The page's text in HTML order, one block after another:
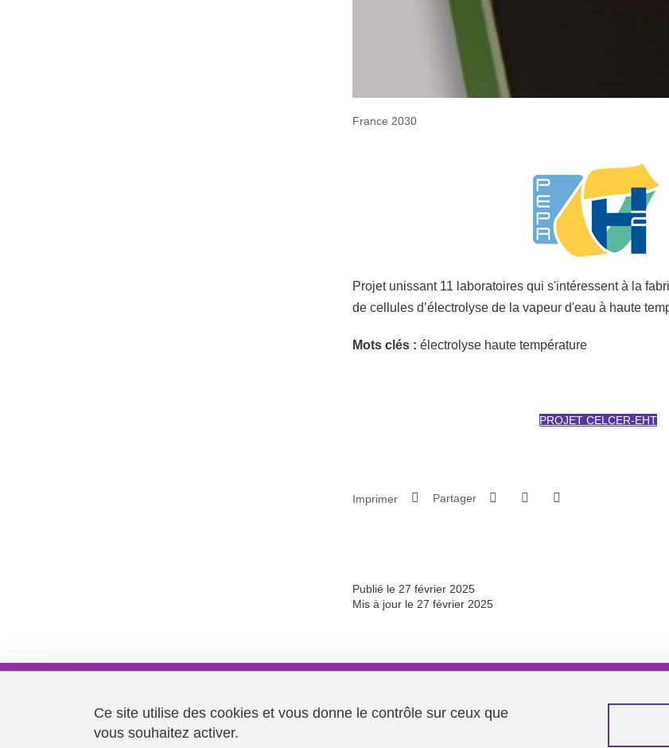
France 2030
Projet unissant 11 laboratoires qui s'intéressent à la
de cellules d’électrolyse de la vapeur d'eau à haute
Mots clés : électrolyse haute température
PROJET CELCER-EHT
Imprimer Partager Partager sur Facebook
Partager sur LinkedIn
Publié le 27 février 2025
Mis à jour le 27 février 2025
621 avenue Centrale
38400 Saint-Martin-d'Hères
Menu footer
Espace presse
Ce site utilise des cookies et vous donne le contrôle sur ceux que
vous souhaitez activer.